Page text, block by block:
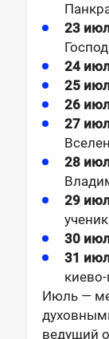
23
24
25
26
27
28
29
30
31
Июль —
ведущий